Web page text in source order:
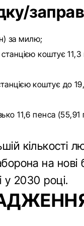
за милю;
коштує
коштує до
11,6 пенса
кількості
на нові
у 2030 році.